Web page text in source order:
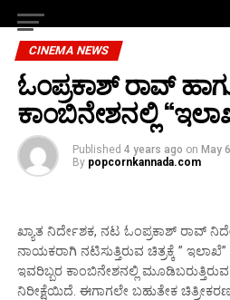
CINEMA NEWS
ಓಂಪ್ರಕಾಶ್ ರಾವ್
ಕಾಂಬಿನೇಶನಲ್ಲಿ
Published 4 years ago on May
By popcornkannada.com
ಖ್ಯಾತ ನಿರ್ದೇಶಕ, ನಟ ಓಂಪ್ರಕಾಶ್ ರಾವ್
ನಾಯಕರಾಗಿ ನಟಿಸುತ್ತಿರುವ ಚಿತ್ರಕ್ಕೆ ”
ಇವರಿಬ್ಬರ ಕಾಂಬಿನೇಶನಲ್ಲಿ ಮೂಡಿಬರುತ್ತಿರುವ
ನಿರೀಕ್ಷೆಯಿದೆ. ಈಗಾಗಲೇ ಬಹುತೇಕ